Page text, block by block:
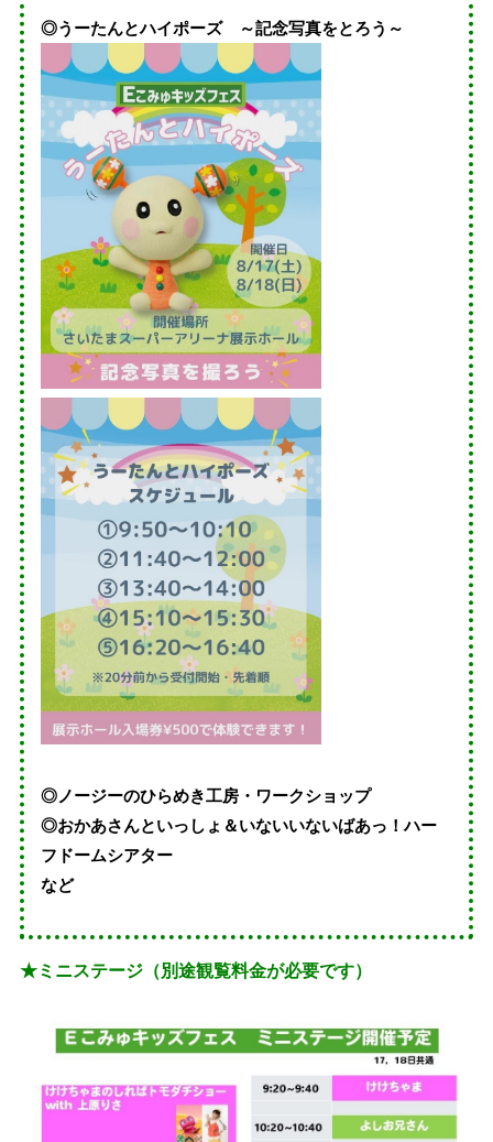
◎うーたんとハイポーズ ～記念写真をとろう～
◎ノージーのひらめき工房・ワークショップ
◎おかあさんといっしょ＆いないいないばあっ！ハー
フドームシアター
など
★ミニステージ（別途観覧料金が必要です）